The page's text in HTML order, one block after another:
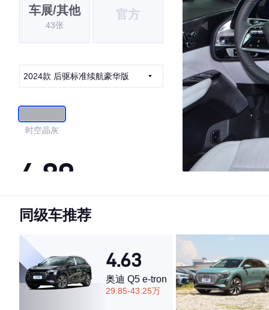
车展/其他
43张
官方
2024款 后驱标准续航豪华版
时空晶灰
4.89
·外观表现较为优秀，优于90%同级车
·空间表现较为优秀，优于85%同级车
同级车推荐
4.63
奥迪 Q5 e-tron
29.85-43.25万